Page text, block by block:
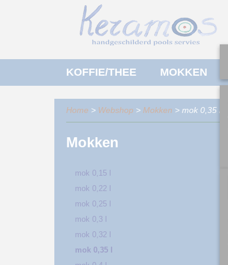
KOFFIE/THEE MOKKEN
Home > Webshop > Mokken > mok 0,35 l
Mokken
mok 0,15 l
mok 0,22 l
mok 0,25 l
mok 0,3 l
mok 0,32 l
mok 0,35 l